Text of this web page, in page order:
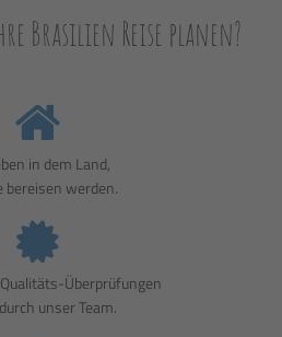
Brasilien Reise planen?
in dem Land,
bereisen werden.
Überprüfungen
unser Team.